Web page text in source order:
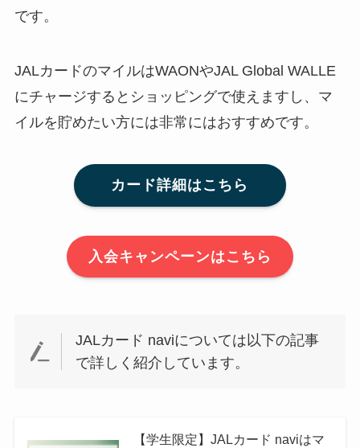
です。
JALカードのマイルはWAONやJAL Global WALLE
にチャージするとショッピングで使えますし、マ
イルを貯めたい方には非常にはおすすめです。
カード詳細はこちら
入会キャンペーンはこちら
JALカード naviについては以下の記事
で詳しく紹介しています。
【学生限定】JALカード naviはマ